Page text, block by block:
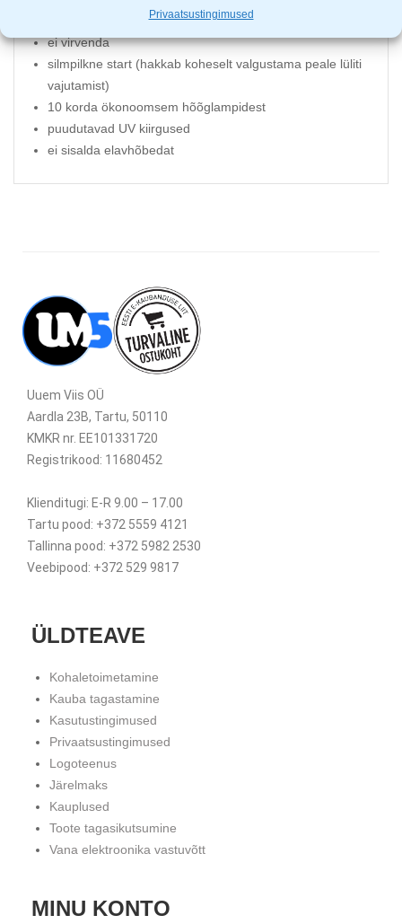
Privaatsustingimused
töötab temperatuuridel -40 kuni +40C
ei virvenda
silmpilkne start (hakkab koheselt valgustama peale lüliti
vajutamist)
10 korda ökonoomsem hõõglampidest
puudutavad UV kiirgused
ei sisalda elavhõbedat
Uuem Viis OÜ
Aardla 23B, Tartu, 50110
KMKR nr. EE101331720
Registrikood: 11680452
Klienditugi: E-R 9.00 – 17.00
Tartu pood: +372 5559 4121
Tallinna pood: +372 5982 2530
Veebipood: +372 529 9817
ÜLDTEAVE
Kohaletoimetamine
Kauba tagastamine
Kasutustingimused
Privaatsustingimused
Logoteenus
Järelmaks
Kauplused
Toote tagasikutsumine
Vana elektroonika vastuvõtt
MINU KONTO